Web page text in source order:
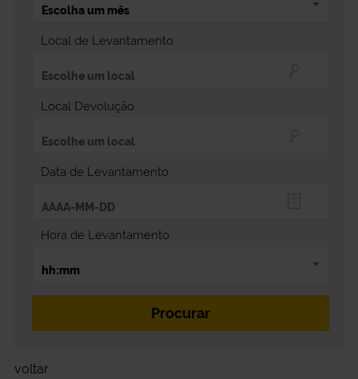
Local de Levantamento
Local Devolução
Data de Levantamento
Hora de Levantamento
voltar